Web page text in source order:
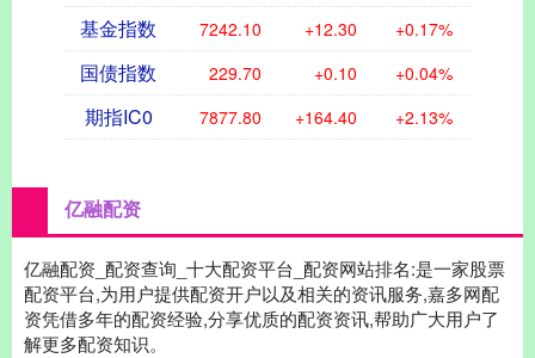
基金指数 7242.10 +12.30 +0.17%
国债指数 229.70 +0.10 +0.04%
期指IC0 7877.80 +164.40 +2.13%
亿融配资
亿融配资_配资查询_十大配资平台_配资网站排名:是一家股票
配资平台,为用户提供配资开户以及相关的资讯服务,嘉多网配
资凭借多年的配资经验,分享优质的配资资讯,帮助广大用户了
解更多配资知识。